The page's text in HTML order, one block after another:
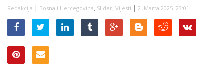
Redakcija | Bosna i Hercegovina, Slider, Vijesti | 2. Marta 2025. 23:01